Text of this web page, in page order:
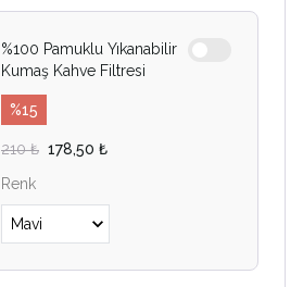
%100 Pamuklu Yıkanabilir
Kumaş Kahve Filtresi
%15
210 ₺ 178,50 ₺
Renk